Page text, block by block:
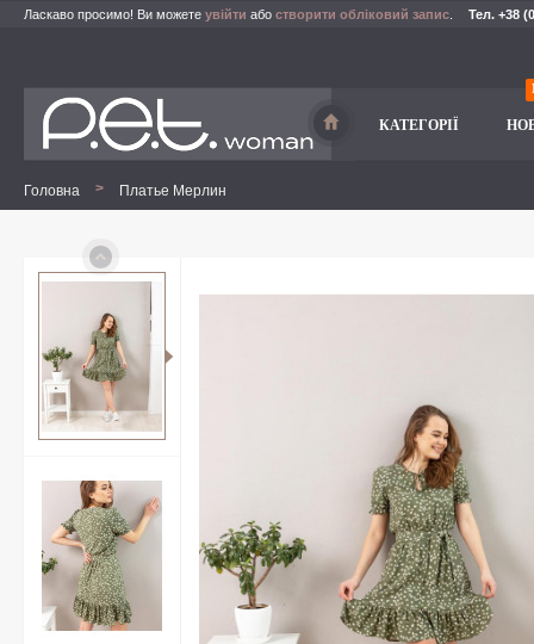
Ласкаво просимо! Ви можете увійти або створити обліковий запис Тел. +38
КАТЕГОРІЇ
Головна > Платье Мерлин